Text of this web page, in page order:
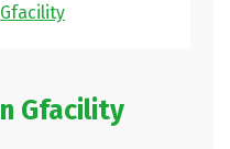
Gfacility
Gfacility